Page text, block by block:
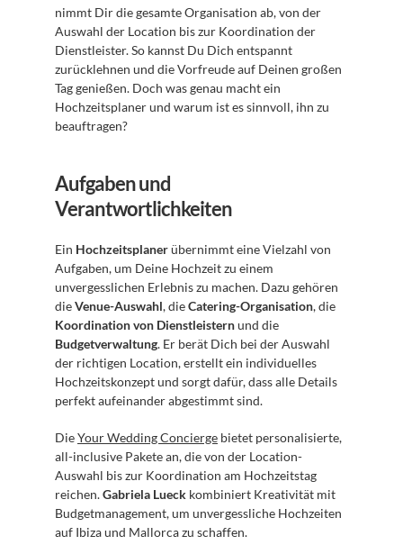
nimmt Dir die gesamte Organisation ab, von der
Auswahl der Location bis zur Koordination der
Dienstleister. So kannst Du Dich entspannt
zurücklehnen und die Vorfreude auf Deinen großen
Tag genießen. Doch was genau macht ein
Hochzeitsplaner und warum ist es sinnvoll, ihn zu
beauftragen?
Aufgaben und
Verantwortlichkeiten
Ein Hochzeitsplaner übernimmt eine Vielzahl von
Aufgaben, um Deine Hochzeit zu einem
unvergesslichen Erlebnis zu machen. Dazu gehören
die Venue-Auswahl, die Catering-Organisation
Koordination von Dienstleistern
Budgetverwaltung. Er berät Dich bei der Auswahl
der richtigen Location, erstellt ein individuelles
Hochzeitskonzept und sorgt dafür, dass alle Details
perfekt aufeinander abgestimmt sind.
Die Your Wedding Concierge bietet personalisierte,
all-inclusive Pakete an, die von der Location-
Auswahl bis zur Koordination am Hochzeitstag
reichen. Gabriela Lueck kombiniert Kreativität mit
Budgetmanagement, um unvergessliche Hochzeiten
auf Ibiza und Mallorca zu schaffen.